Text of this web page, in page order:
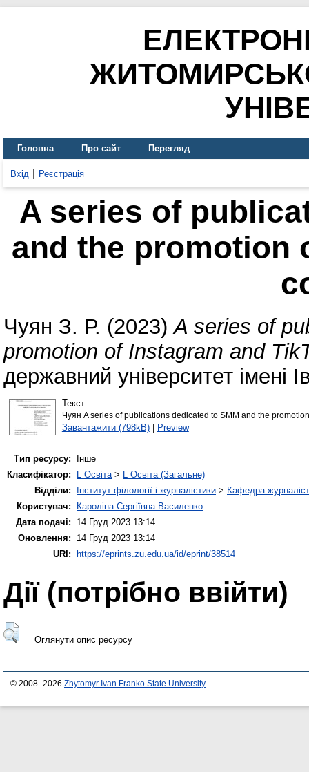
Головна Про сайт Перегляд
Вхід Реєстрація
A series of
and the promotion
Чуян З. Р. (2023)A series of
promotion of Instagram and
державний університет імені
Текст
Чуян A series of publications dedicated to SMM and the
Завантажити (798kB)| Preview
Тип ресурсу:
Інше
Класифікатор:
L Освіта> L Освіта (Загальне)
Відділи:
Інститут філології і журналістики > Кафедра
Користувач:
Кароліна Сергіївна Василенко
Дата подачі:
14 Груд 2023 13:14
Оновлення:
14 Груд 2023 13:14
URI:
https://eprints.zu.edu.ua/id/eprint/38514
Дії ​​(потрібно ввійти)
Оглянути опис ресурсу
© 2008–2026 Zhytomyr Ivan Franko State University